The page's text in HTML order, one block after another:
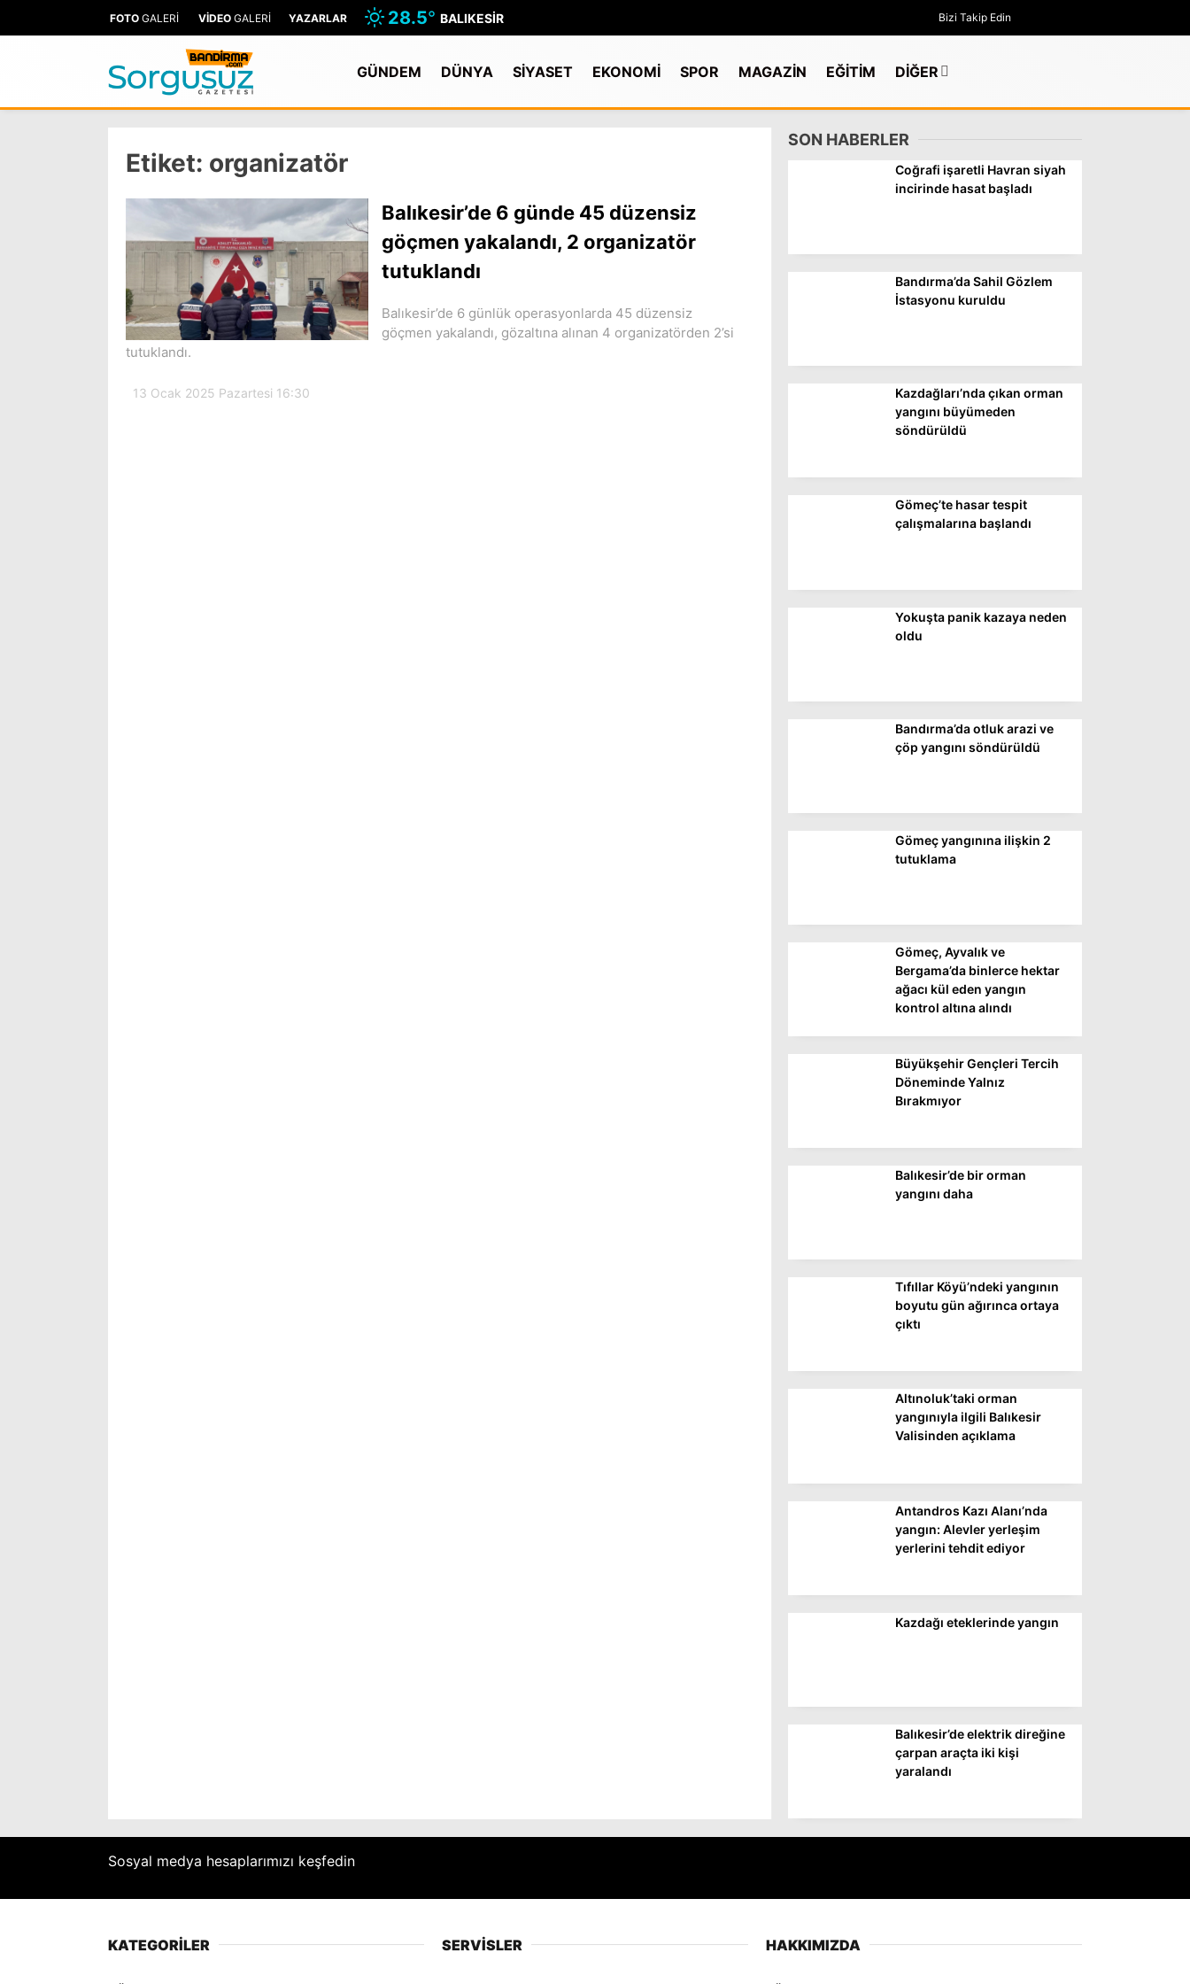
GÜNDEM
DÜNYA
EKONOMİ
SPOR
DİĞER
WhatsApp İhbar
Instagram
FOTO GALERİ VİDEO GALERİ YAZARLAR 28.5° BALIKESIR Bizi Takip Edin
GÜNDEM DÜNYA SİYASET EKONOMİ SPOR MAGAZİN EĞİTİM DİĞER
Etiket: organizatör
Balıkesir’de 6 günde 45 düzensiz
göçmen yakalandı, 2 organizatör
tutuklandı
Balıkesir’de 6 günlük operasyonlarda 45 düzensiz
göçmen yakalandı, gözaltına alınan 4 organizatörden 2’si
tutuklandı.
13 Ocak 2025 Pazartesi 16:30
SON HABERLER
Coğrafi işaretli Havran siyah
incirinde hasat başladı
Bandırma’da Sahil Gözlem
İstasyonu kuruldu
Kazdağları’nda çıkan orman
yangını büyümeden
söndürüldü
Gömeç’te hasar tespit
çalışmalarına başlandı
Yokuşta panik kazaya neden
oldu
Bandırma’da otluk arazi ve
çöp yangını söndürüldü
Gömeç yangınına ilişkin 2
tutuklama
Gömeç, Ayvalık ve
Bergama’da binlerce hektar
ağacı kül eden yangın
kontrol altına alındı
Büyükşehir Gençleri Tercih
Döneminde Yalnız
Bırakmıyor
Balıkesir’de bir orman
yangını daha
Tıfıllar Köyü’ndeki yangının
boyutu gün ağırınca ortaya
çıktı
Altınoluk’taki orman
yangınıyla ilgili Balıkesir
Valisinden açıklama
Antandros Kazı Alanı’nda
yangın: Alevler yerleşim
yerlerini tehdit ediyor
Kazdağı eteklerinde yangın
Balıkesir’de elektrik direğine
çarpan araçta iki kişi
yaralandı
Sosyal medya hesaplarımızı keşfedin
KATEGORİLER SERVİSLER HAKKIMIZDA